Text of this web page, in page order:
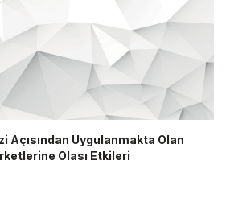
Açısından Uygulanmakta Olan
Olası Etkileri